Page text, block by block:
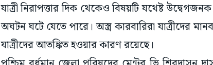
যাত্রী নিরাপত্তার দিক থেকেও বিষয়টি যথেষ্ট
অঘটন ঘটে যেতে পারে। অস্ত্র কারবারিরা যাত্রীদের
যাত্রীদের আতঙ্কিত হওয়ার কারণ রয়েছে।